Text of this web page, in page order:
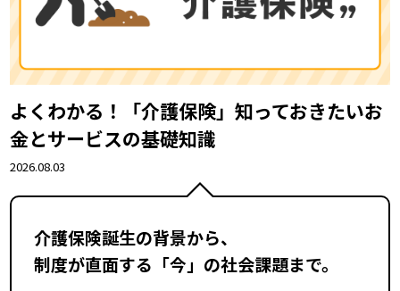
よくわかる！「介護保険」――知っておきたいお
金とサービスの基礎知識
2026.08.03
介護保険誕生の背景から、
制度が直面する「今」の社会課題まで。